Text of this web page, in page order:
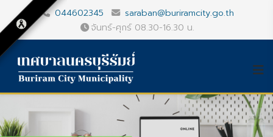
044602345
saraban@buriramcity.go.th
จันทร์-ศุกร์ 08.30-16.30 น.